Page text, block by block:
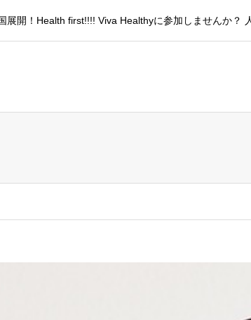
開！Health first!!!! Viva Healthyに参加しませんか？